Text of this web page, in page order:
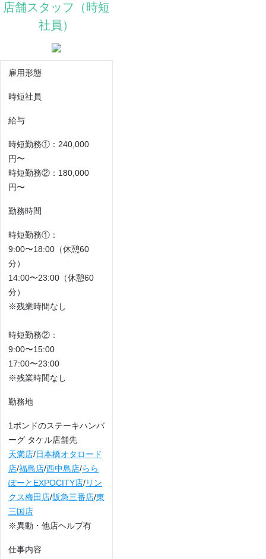
店舗スタッフ（時短
社員）
雇用形態
時短社員
給与
時短勤務①：240,000
円〜
時短勤務②：180,000
円〜
勤務時間
時短勤務①：
9:00〜18:00（休憩60
分）
14:00〜23:00（休憩60
分）
※残業時間なし
時短勤務②：
9:00〜15:00
17:00〜23:00
※残業時間なし
勤務地
1ポンドのステーキハンバ
ーグ タケル店舗先
天満店/日本橋オタロード
店/福島店/西中島店/らら
ぽーとEXPOCITY店/リン
クス梅田店/阪急三番店/東
三国店
※異動・他店ヘルプ有
仕事内容